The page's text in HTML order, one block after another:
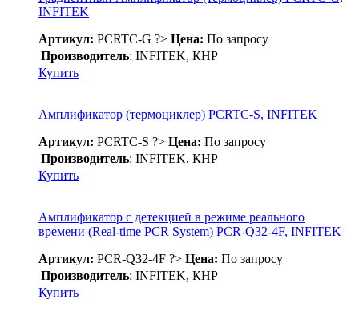
INFITEK
Артикул: PCRTC-G ?> Цена: По запросу
Производитель: INFITEK, КНР
Купить
Амплификатор (термоциклер) PCRTC-S, INFITEK
Артикул: PCRTC-S ?> Цена: По запросу
Производитель: INFITEK, КНР
Купить
Амплификатор с детекцией в режиме реального
времени (Real-time PCR System) PCR-Q32-4F, INFITEK
Артикул: PCR-Q32-4F ?> Цена: По запросу
Производитель: INFITEK, КНР
Купить